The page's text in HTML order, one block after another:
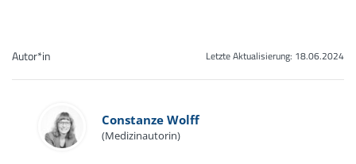
Letzte Aktualisierung: 18.06.2024
Autor*in
Constanze Wolff
(Medizinautorin)